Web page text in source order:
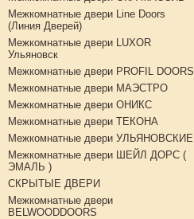
Межкомнатные двери Line Doors
(Линия Дверей)
Межкомнатные двери LUXOR
Ульяновск
Межкомнатные двери PROFIL DOORS
Межкомнатные двери МАЭСТРО
Межкомнатные двери ОНИКС
Межкомнатные двери ТЕКОНА
Межкомнатные двери УЛЬЯНОВСКИЕ
Межкомнатные двери ШЕЙЛ ДОРС (
ЭМАЛЬ )
СКРЫТЫЕ ДВЕРИ
Межкомнатные двери
BELWOODDOORS